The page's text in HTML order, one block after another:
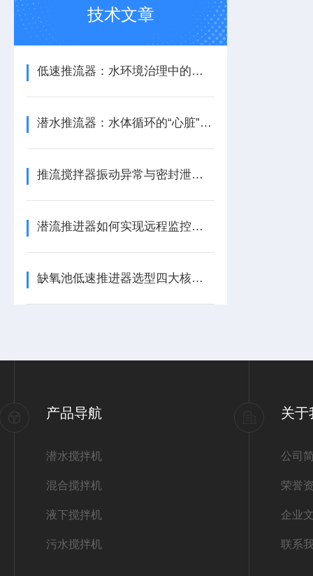
技术文章
低速推流器：水环境治理中的水流循环助力设备
潜水推流器：水体循环的“心脏”与生化反应的推动者
推流搅拌器振动异常与密封泄漏的快速诊断与应急处理
潜流推进器如何实现远程监控与预测性维护？
缺氧池低速推进器选型四大核心参数指南
产品导航
潜水搅拌机
混合搅拌机
液下搅拌机
污水搅拌机
关于
公司
荣誉
企业
联系